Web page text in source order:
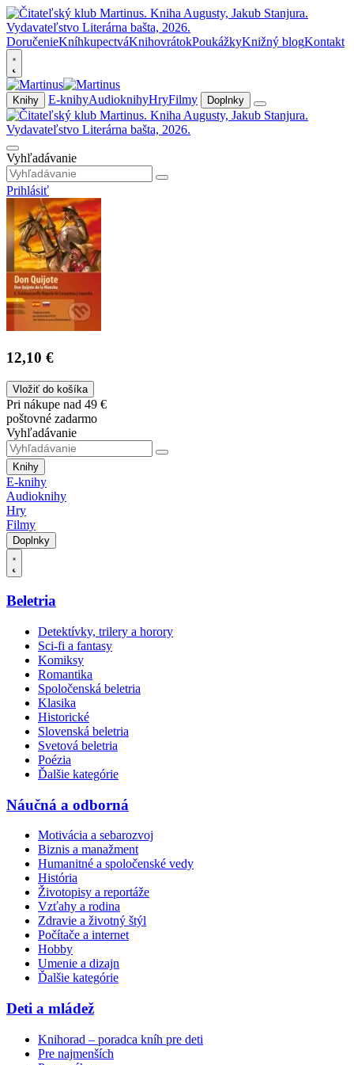
DoručenieKníhkupectváKnihovrátokPoukážkyKnižný blogKontakt
Knihy E-knihyAudioknihyHryFilmy Doplnky
Vyhľadávanie
Prihlásiť
12,10 €
Vložiť do košíka
Pri nákupe nad 49 €
poštovné zadarmo
Vyhľadávanie
Knihy
E-knihy
Audioknihy
Hry
Filmy
Doplnky
Beletria
Detektívky, trilery a horory
Sci-fi a fantasy
Komiksy
Romantika
Spoločenská beletria
Klasika
Historické
Slovenská beletria
Svetová beletria
Poézia
Ďalšie kategórie
Náučná a odborná
Motivácia a sebarozvoj
Biznis a manažment
Humanitné a spoločenské vedy
História
Životopisy a reportáže
Vzťahy a rodina
Zdravie a životný štýl
Počítače a internet
Hobby
Umenie a dizajn
Ďalšie kategórie
Deti a mládež
Knihorad – poradca kníh pre deti
Pre najmenších